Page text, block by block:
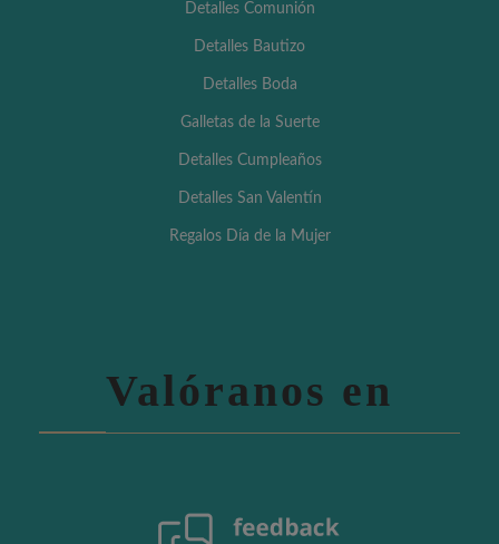
Detalles Comunión
Detalles Bautizo
Detalles Boda
Galletas de la Suerte
Detalles Cumpleaños
Detalles San Valentín
Regalos Día de la Mujer
Valóranos en